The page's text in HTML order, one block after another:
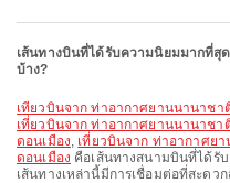
เส้นทางบินที่ได้รับความนิยมมากที่สุ
บ้าง?
เที่ยวบินจาก ท่าอากาศยานนานาชา
เที่ยวบินจาก ท่าอากาศยานนานาชา
ดอนเมือง, เที่ยวบินจาก ท่าอากาศย
ดอนเมือง คือเส้นทางสนามบินที่ได้รั
เส้นทางเหล่านี้มีการเชื่อมต่อที่สะดว